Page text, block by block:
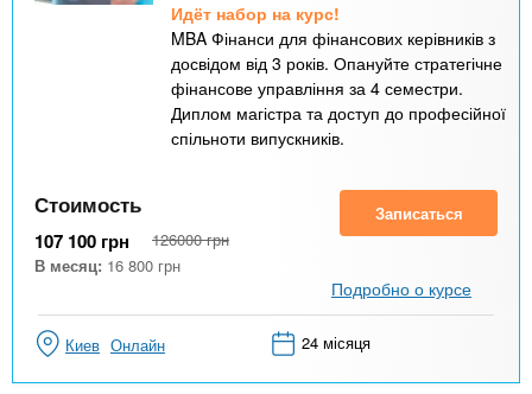
Идёт набор на курс!
MBA Фінанси для фінансових керівників з
досвідом від 3 років. Опануйте стратегічне
фінансове управління за 4 семестри.
Диплом магістра та доступ до професійної
спільноти випускників.
Стоимость
107 100 грн 126000 грн
В месяц: 16 800 грн
Записаться
Подробно о курсе
Киев Онлайн 24 місяця